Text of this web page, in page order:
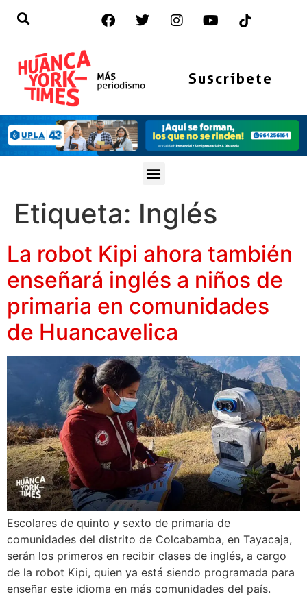
Suscríbete
Etiqueta: Inglés
La robot Kipi ahora también
enseñará inglés a niños de
primaria en comunidades
de Huancavelica
Escolares de quinto y sexto de primaria de
comunidades del distrito de Colcabamba, en Tayacaja,
serán los primeros en recibir clases de inglés, a cargo
de la robot Kipi, quien ya está siendo programada para
enseñar este idioma en más comunidades del país.